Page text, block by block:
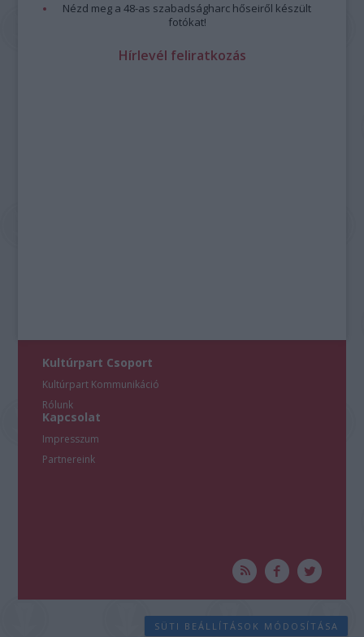
Nézd meg a 48-as szabadságharc hőseiről készült
fotókat!
Hírlevél feliratkozás
Kultúrpart Csoport
Kultúrpart Kommunikáció
Rólunk
Kapcsolat
Impresszum
Partnereink
SÜTI BEÁLLÍTÁSOK MÓDOSÍTÁSA